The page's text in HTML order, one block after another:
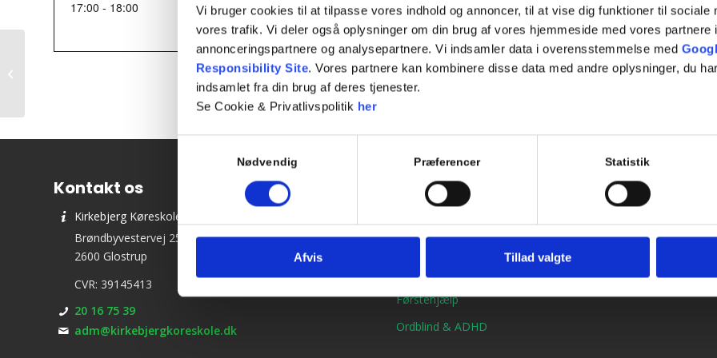
Vi bruger cookies til at tilpasse vores indhold og annoncer, til at vise dig funktioner til sociale
vores trafik. Vi deler også oplysninger om din brug af vores hjemmeside med vores partnere
annonceringspartnere og analysepartnere. Vi indsamler data i overensstemmelse med
Responsibility Site. Vores partnere kan kombinere disse data med andre oplysninger, du
indsamlet fra din brug af deres tjenester.
Se Cookie & Privatlivspolitik her
Samtykkevalg
Nødvendig Præferencer Statistik
Afvis Tillad valgte
Tilføj til kalender
17:00 - 18:00
Kontakt os
Kirkebjerg Køreskole ApS
Brøndbyvestervej 25
2600 Glostrup
CVR: 39145413
20 16 75 39
adm@kirkebjergkoreskole.dk
Genveje
MC kørekort
Førstehjælp
Ordblind & ADHD